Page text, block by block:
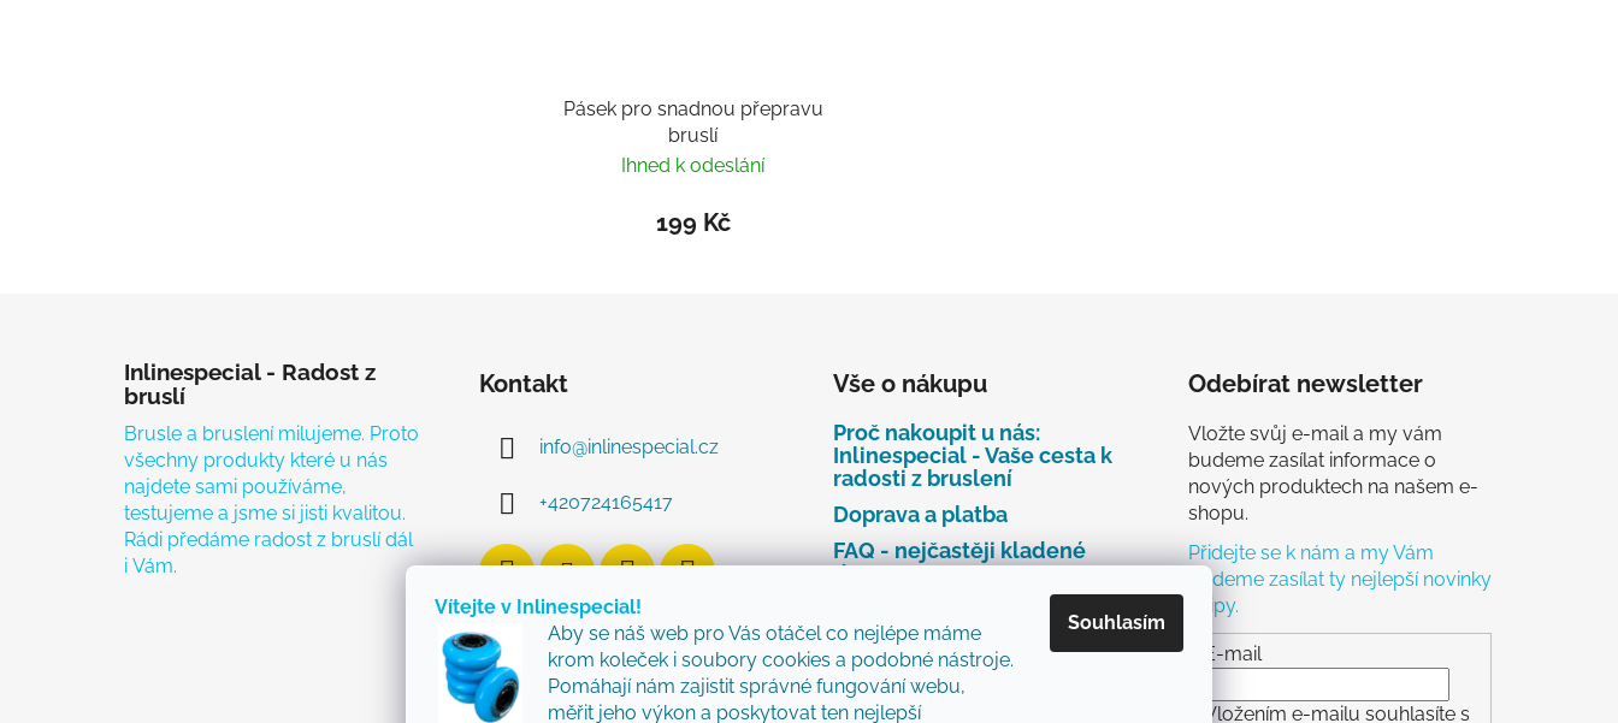
Vítejte v Inlinespecial!
Aby se náš web pro Vás otáčel co nejlépe máme
krom koleček i soubory cookies a podobné nástroje.
Pomáhají nám zajistit správné fungování webu,
měřit jeho výkon a poskytovat ten nejlepší
Souhlasím
Pásek pro snadnou přepravu
bruslí
Ihned k odeslání
199 Kč
Inlinespecial - Radost z
bruslí
Brusle a bruslení milujeme. Proto
všechny produkty které u nás
najdete sami používáme,
testujeme a jsme si jisti kvalitou.
Rádi předáme radost z bruslí dál
i Vám.
Kontakt
info@inlinespecial.cz
+420724165417
Vše o nákupu
Proč nakoupit u nás:
Inlinespecial - Vaše cesta k
radosti z bruslení
Doprava a platba
FAQ - nejčastěji kladené
dotazy
Najdete u nás tyto značky
Zásady ochrany osobních
údajů
Obchodní podmínky
Odebírat newsletter
Vložte svůj e-mail a my vám
budeme zasílat informace o
nových produktech na našem e-
shopu.
Přidejte se k nám a my Vám
budeme zasílat ty nejlepší novinky
a tipy.
E-mail
Vložením e-mailu souhlasíte s